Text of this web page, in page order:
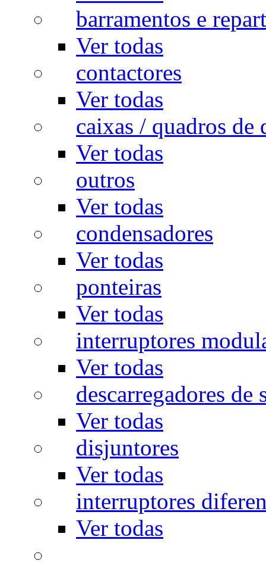
barramentos e
Ver todas
contactores
Ver todas
caixas / quadros de
Ver todas
outros
Ver todas
condensadores
Ver todas
ponteiras
Ver todas
interruptores
Ver todas
descarregadores de
Ver todas
disjuntores
Ver todas
interruptores
Ver todas